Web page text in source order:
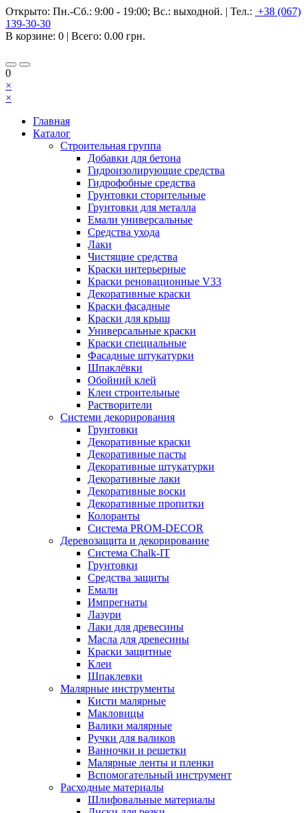
Открыто: Пн.-Сб.: 9:00 - 19:00; Вс.: выходной. | Тел.: +38 (067)
139-30-30
В корзине: 0 | Всего: 0.00 грн.
0
×
×
Главная
Каталог
Строительная группа
Добавки для бетона
Гидроизолирующие средства
Гидрофобные средства
Грунтовки сторительные
Грунтовки для металла
Емали универсальные
Средства ухода
Лаки
Чистящие средства
Краски интерьерные
Краски реновационные V33
Декоративные краски
Краски фасадные
Краски для крыш
Универсальные краски
Краски специальные
Фасадные штукатурки
Шпаклёвки
Обойний клей
Клеи строительные
Растворители
Системи декорирования
Грунтовки
Декоративные краски
Декоративные пасты
Декоративные штукатурки
Декоративные лаки
Декоративные воски
Декоративные пропитки
Колоранты
Система PROM-DECOR
Деревозащита и декорирование
Система Chalk-IT
Грунтовки
Средства защиты
Емали
Импрегнаты
Лазури
Лаки для древесины
Масла для древесины
Краски защитные
Клеи
Шпаклевки
Малярные инструменты
Кисти малярные
Макловицы
Валики малярные
Ручки для валиков
Ванночки и решетки
Малярные ленты и пленки
Вспомогательный инструмент
Расходные материалы
Шлифовальные материалы